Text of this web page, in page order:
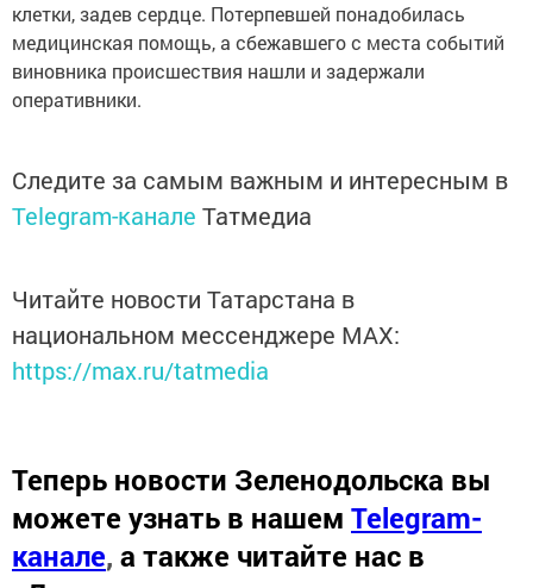
клетки, задев сердце. Потерпевшей понадобилась
медицинская помощь, а сбежавшего с места событий
виновника происшествия нашли и задержали
оперативники.
Следите за самым важным и интересным в
Telegram-канале Татмедиа
Читайте новости Татарстана в
национальном мессенджере MАХ:
https://max.ru/tatmedia
Теперь новости Зеленодольска вы
можете узнать в нашем Telegram-
канале, а также читайте нас в